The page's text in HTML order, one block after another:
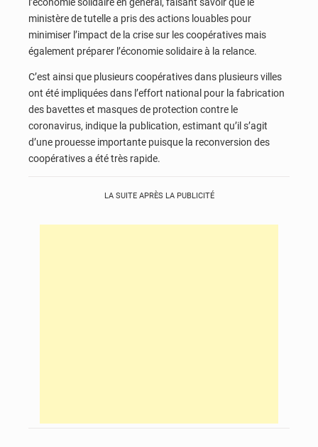
l’économie solidaire en général, faisant savoir que le
ministère de tutelle a pris des actions louables pour
minimiser l’impact de la crise sur les coopératives mais
également préparer l’économie solidaire à la relance.
C’est ainsi que plusieurs coopératives dans plusieurs villes
ont été impliquées dans l’effort national pour la fabrication
des bavettes et masques de protection contre le
coronavirus, indique la publication, estimant qu’il s’agit
d’une prouesse importante puisque la reconversion des
coopératives a été très rapide.
LA SUITE APRÈS LA PUBLICITÉ